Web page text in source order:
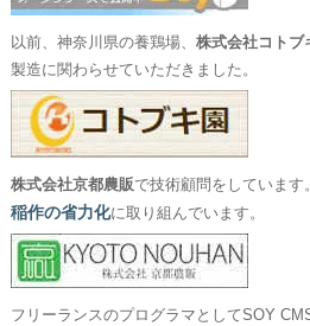
以前、神奈川県の養鶏場、 株式会社コトブ
製造に関わらせていただきました。
株式会社京都農販で技術顧問をしています。
稲作の省力化に取り組んでいます。
フリーランスのプログラマとしてSOY